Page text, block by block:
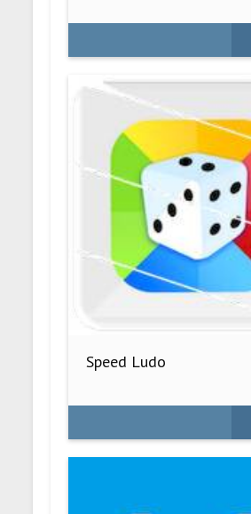
Speed Ludo